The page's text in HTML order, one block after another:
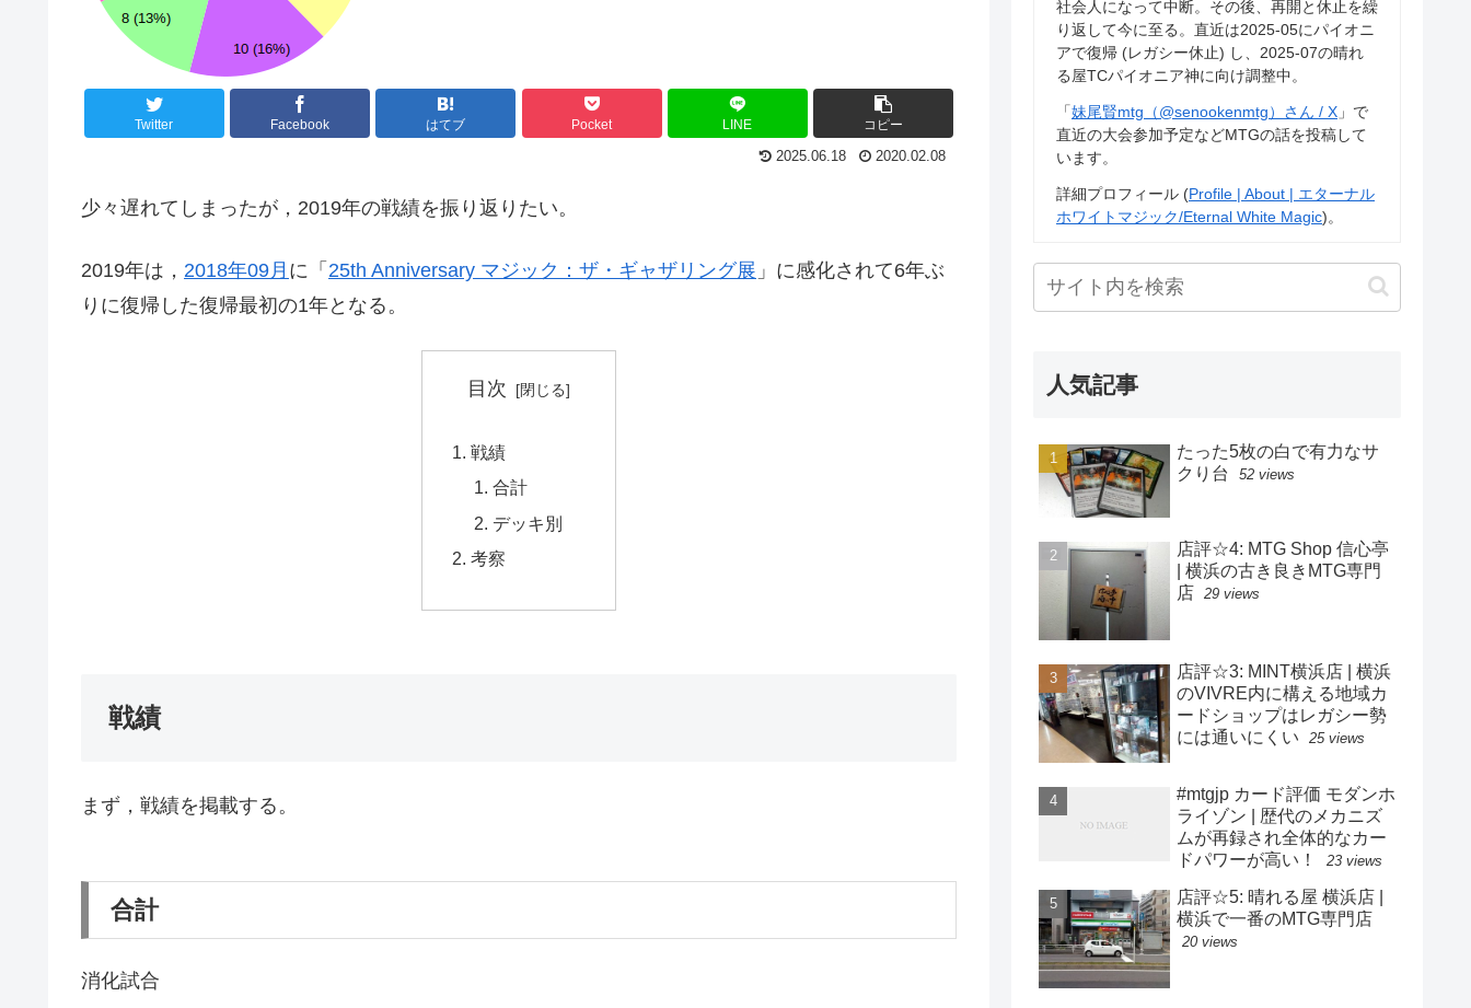
Twitter Facebook はてブ Pocket LINE コピー
2025.06.18 2020.02.08
少々遅れてしまったが，2019年の戦績を振り返りたい。
2019年は， 2018年09月 に「 25th Anniversary マジック：ザ・ギャザリング展 」に感化されて6年ぶ
りに復帰した復帰最初の1年となる。
目次
戦績
合計
デッキ別
考察
戦績
まず，戦績を掲載する。
合計
消化試合
社会人になって中断。その後、再開と休止を繰
り返して今に至る。直近は2025-05にパイオニ
アで復帰 (レガシー休止) し、2025-07の晴れ
る屋TCパイオニア神に向け調整中。
「妹尾賢mtg（@senookenmtg）さん / X 」で
直近の大会参加予定などMTGの話を投稿して
います。
詳細プロフィール (Profile | About | エターナル
ホワイトマジック/Eternal White Magic)。
人気記事
たった5枚の白で有力なサ
クり台
52 views
店評☆4: MTG Shop 信心亭
| 横浜の古き良きMTG専門
店 29 views
店評☆3: MINT横浜店 | 横浜
のVIVRE内に構える地域カ
ードショップはレガシー勢
には通いにくい
25 views
#mtgjp カード評価 モダンホ
ライゾン | 歴代のメカニズ
ムが再録され全体的なカー
ドパワーが高い！
23 views
店評☆5: 晴れる屋 横浜店 |
横浜で一番のMTG専門店
20 views